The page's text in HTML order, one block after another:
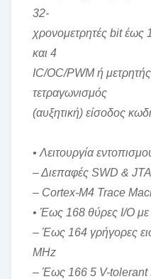
32-
χρονομετρητές bit έως
και 4
IC/OC/PWM ή
τετραγωνισμός
(αυξητική) είσοδος
• Λειτουργία
– Διεπαφές SWD &
– Cortex-M4 Trace
• Έως 168 θύρες I/O με
– Έως 164 γρήγορες
MHz
– Έως 166 5 V-tolerant